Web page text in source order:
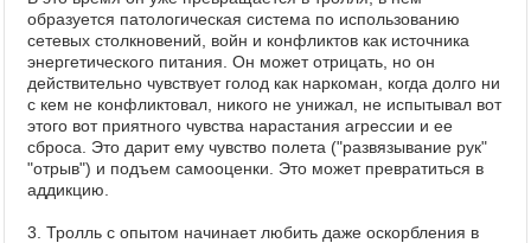
образуется патологическая система по использованию
сетевых столкновений, войн и конфликтов как источника
энергетического питания. Он может отрицать, но он
действительно чувствует голод как наркоман, когда долго ни
с кем не конфликтовал, никого не унижал, не испытывал вот
этого вот приятного чувства нарастания агрессии и ее
сброса. Это дарит ему чувство полета ("развязывание рук"
"отрыв") и подъем самооценки. Это может превратиться в
аддикцию.
3. Тролль с опытом начинает любить даже оскорбления в